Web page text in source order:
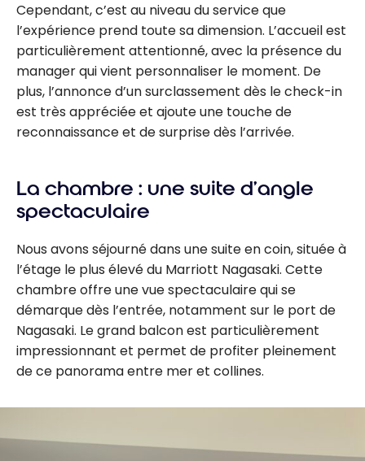
Cependant, c’est au niveau du service que
l’expérience prend toute sa dimension. L’accueil est
particulièrement attentionné, avec la présence du
manager qui vient personnaliser le moment. De
plus, l’annonce d’un surclassement dès le check-in
est très appréciée et ajoute une touche de
reconnaissance et de surprise dès l’arrivée.
La chambre : une suite d’angle
spectaculaire
Nous avons séjourné dans une suite en coin, située à
l’étage le plus élevé du Marriott Nagasaki. Cette
chambre offre une vue spectaculaire qui se
démarque dès l’entrée, notamment sur le port de
Nagasaki. Le grand balcon est particulièrement
impressionnant et permet de profiter pleinement
de ce panorama entre mer et collines.